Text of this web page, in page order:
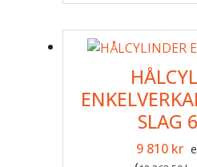
SLAG
Det
9 810 kr